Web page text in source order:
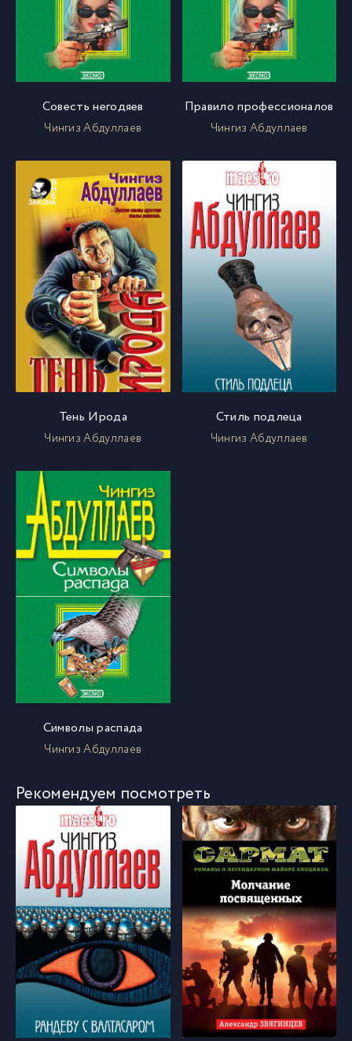
Совесть негодяев
Чингиз Абдуллаев
Правило профессионалов
Чингиз Абдуллаев
Тень Ирода
Чингиз Абдуллаев
Стиль подлеца
Чингиз Абдуллаев
Символы распада
Чингиз Абдуллаев
Рекомендуем посмотреть